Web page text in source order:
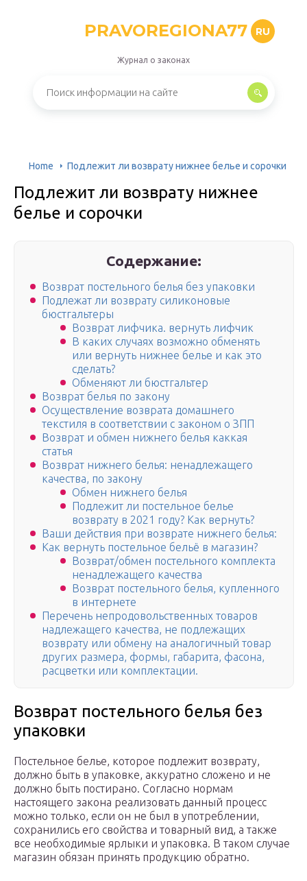
PRAVOREGIONA77 RU
Журнал о законах
Home Подлежит ли возврату нижнее белье и сорочки
Подлежит ли возврату нижнее
белье и сорочки
Содержание:
Возврат постельного белья без упаковки
Подлежат ли возврату силиконовые
бюстгальтеры
Возврат лифчика. вернуть лифчик
В каких случаях возможно обменять
или вернуть нижнее белье и как это
сделать?
Обменяют ли бюстгальтер
Возврат белья по закону
Осуществление возврата домашнего
текстиля в соответствии с законом о ЗПП
Возврат и обмен нижнего белья каккая
статья
Возврат нижнего белья: ненадлежащего
качества, по закону
Обмен нижнего белья
Подлежит ли постельное белье
возврату в 2021 году? Как вернуть?
Ваши действия при возврате нижнего белья:
Как вернуть постельное бельё в магазин?
Возврат/обмен постельного комплекта
ненадлежащего качества
Возврат постельного белья, купленного
в интернете
Перечень непродовольственных товаров
надлежащего качества, не подлежащих
возврату или обмену на аналогичный товар
других размера, формы, габарита, фасона,
расцветки или комплектации.
Возврат постельного белья без
упаковки
Постельное белье, которое подлежит возврату,
должно быть в упаковке, аккуратно сложено и не
должно быть постирано. Согласно нормам
настоящего закона реализовать данный процесс
можно только, если он не был в употреблении,
сохранились его свойства и товарный вид, а также
все необходимые ярлыки и упаковка. В таком случае
магазин обязан принять продукцию обратно.